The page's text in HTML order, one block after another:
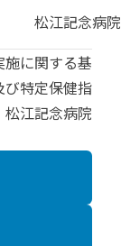
に関する基
特定保健指
江記念病院
松江記念病院